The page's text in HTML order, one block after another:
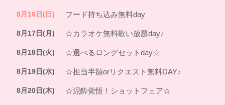
8月16日(日) フード持ち込み無料day
8月17日(月) ☆カラオケ無料歌い放題day♪
8月18日(火) ☆選べるロングセットday☆
8月19日(水) ☆担当半額orリクエスト無料DAY♪
8月20日(木) ☆泥酔覚悟！ショットフェア☆